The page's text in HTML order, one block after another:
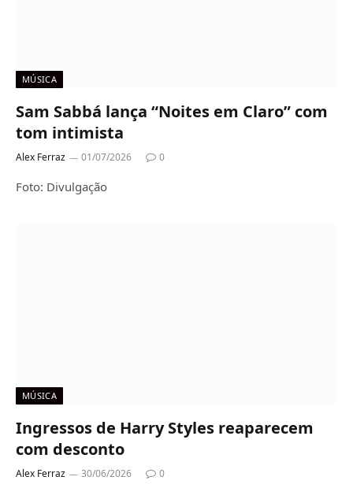
MÚSICA
Sam Sabbá lança “Noites em Claro” com
tom intimista
Alex Ferraz 01/07/2026 0
Foto: Divulgação
MÚSICA
Ingressos de Harry Styles reaparecem
com desconto
Alex Ferraz 30/06/2026 0